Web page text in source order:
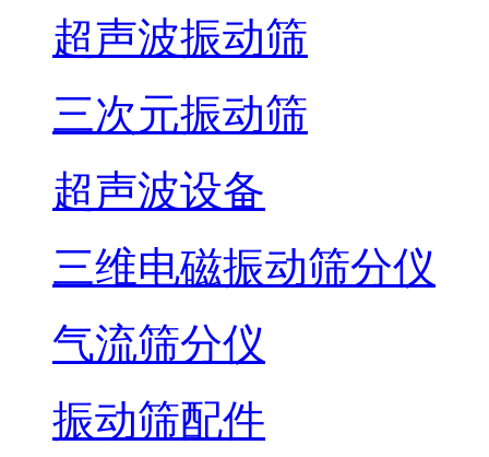
超声波振动筛
三次元振动筛
超声波设备
三维电磁振动筛分仪
气流筛分仪
振动筛配件